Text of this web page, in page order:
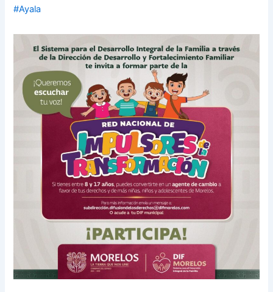
#Ayala